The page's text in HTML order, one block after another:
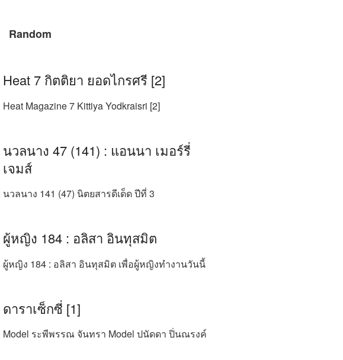
Random
Heat 7 กิตติยา ยอดไกรศรี [2]
Heat Magazine 7 Kittiya Yodkraisri [2]
นวลนาง 47 (141) : แอนนา เมอร์รี่
เจมส์
นวลนาง 141 (47) นิตยสารดีเด็ด ปีที่ 3
ผู้หญิง 184 : อลิสา อินทุสมิต
ผู้หญิง 184 : อลิสา อินทุสมิต เพื่อผู้หญิงทำงานวันนี้
ดาราเซ็กซี่ [1]
Model ระพีพรรณ จันทรา Model ปนัดดา ปิ่นณรงค์